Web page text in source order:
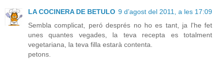
LA COCINERA DE BETULO 9 d’agost del 2011, a les 17:09
Sembla complicat, peró després no ho es tant, ja l'he fet
unes quantes vegades, la teva recepta es totalment
vegetariana, la teva filla estarà contenta.
petons.